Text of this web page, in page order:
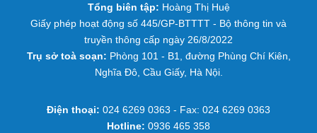
Tổng biên tập: Hoàng Thị Huệ
Giấy phép hoạt động số 445/GP-BTTTT - Bộ thông tin và
truyền thông cấp ngày 26/8/2022
Trụ sở toà soạn: Phòng 101 - B1, đường Phùng Chí Kiên,
Nghĩa Đô, Cầu Giấy, Hà Nội.
Điện thoại: 024 6269 0363 - Fax: 024 6269 0363
Hotline: 0936 465 358